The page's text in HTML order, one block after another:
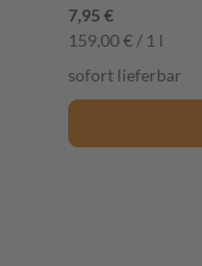
7,95 €
159,00 € / 1 l
sofort lieferbar